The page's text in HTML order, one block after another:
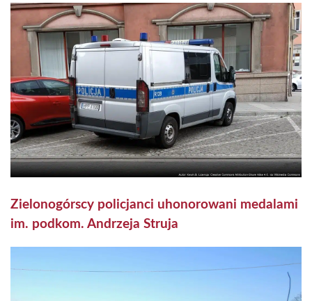
Zielonogórscy policjanci uhonorowani medalami
im. podkom. Andrzeja Struja